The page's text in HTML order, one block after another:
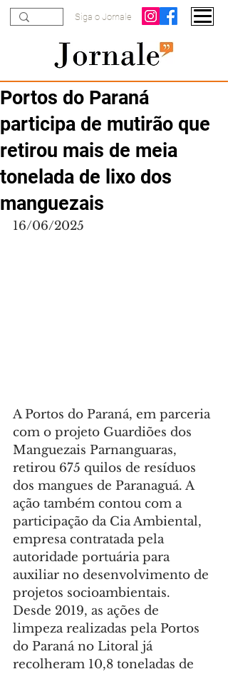
Siga o Jornale
Portos do Paraná
participa de mutirão que
retirou mais de meia
tonelada de lixo dos
manguezais
16/06/2025
A Portos do Paraná, em parceria
com o projeto Guardiões dos
Manguezais Parnanguaras,
retirou 675 quilos de resíduos
dos mangues de Paranaguá. A
ação também contou com a
participação da Cia Ambiental,
empresa contratada pela
autoridade portuária para
auxiliar no desenvolvimento de
projetos socioambientais.
Desde 2019, as ações de
limpeza realizadas pela Portos
do Paraná no Litoral já
recolheram 10,8 toneladas de